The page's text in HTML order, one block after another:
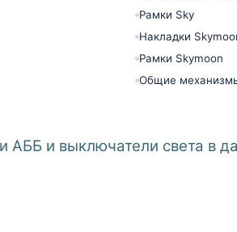
Рамки Sky
Накладки
Рамки Skymoon
Общие
АББ и выключатели света в